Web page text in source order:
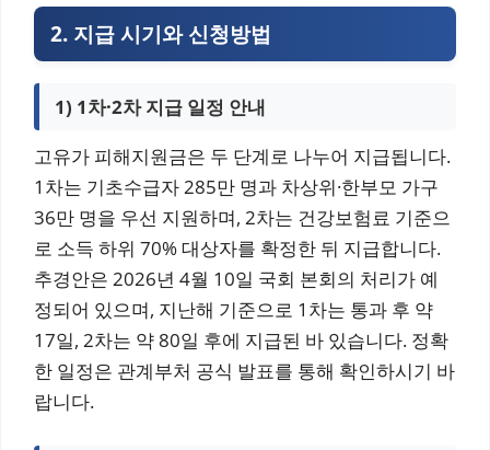
2. 지급 시기와 신청방법
1) 1차·2차 지급 일정 안내
고유가 피해지원금은 두 단계로 나누어 지급됩니다.
1차는 기초수급자 285만 명과 차상위·한부모 가구
36만 명을 우선 지원하며, 2차는 건강보험료 기준으
로 소득 하위 70% 대상자를 확정한 뒤 지급합니다.
추경안은 2026년 4월 10일 국회 본회의 처리가 예
정되어 있으며, 지난해 기준으로 1차는 통과 후 약
17일, 2차는 약 80일 후에 지급된 바 있습니다. 정확
한 일정은 관계부처 공식 발표를 통해 확인하시기 바
랍니다.